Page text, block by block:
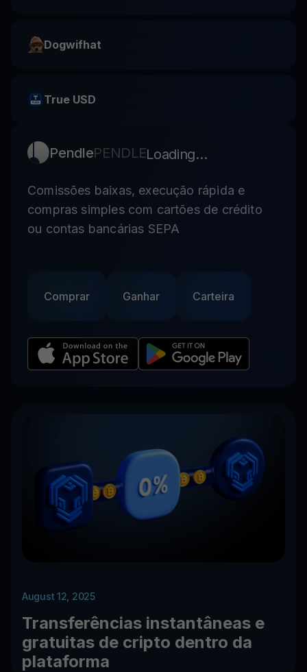
Dogwifhat
True USD
PendlePENDLELoading...
Comissões baixas, execução rápida e
compras simples com cartões de crédito
ou contas bancárias SEPA
Comprar Ganhar Carteira
August 12, 2025
Transferências instantâneas e
gratuitas de cripto dentro da
plataforma